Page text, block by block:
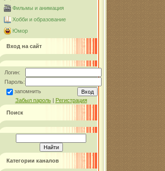
Фильмы и анимация
Хобби и образование
Юмор
Вход на сайт
Логин:
Пароль:
запомнить
Забыл пароль| Регистрация
Поиск
Категории каналов